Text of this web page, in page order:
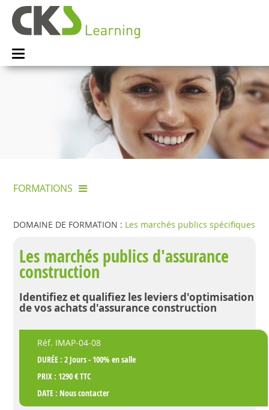
FORMATIONS
DOMAINE DE FORMATION : Les marchés publics spécifiques
Les marchés publics d'assurance
construction
Identifiez et qualifiez les leviers d'optimisation
de vos achats d'assurance construction
Réf. IMAP-04-08
DURÉE : 2 Jours - 100% en salle
PRIX : 1290 € TTC
DATE :Nous contacter